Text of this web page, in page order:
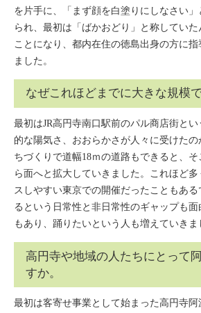
を片手に、「まず顔を白塗りにしなさい
られ、最初は「ばかおどり」と称してい
ことになり、都内在住の徳島出身の方に
ました。
なぜこれほどまでに大きな規模
最初はJR高円寺南口駅前のパル商店街と
的な陽気さ、おおらかさが人々に受けた
ちづくりで道幅18ｍの道路もできると、
ら面へと拡大していきました。これほど
スしやすい東京での開催だったこともあ
るという日常性と非日常性のギャップも
もあり、踊りたいという人も増えていきま
高円寺や地域の人たちにとって
すか。
最初は客寄せ事業として始まった高円寺